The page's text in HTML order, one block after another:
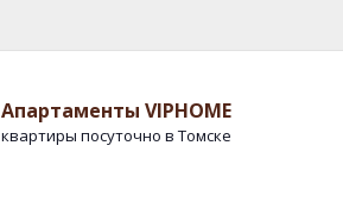
Апартаменты VIPHOME
квартиры посуточно в Томске